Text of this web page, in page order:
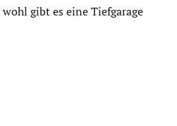
gibt es eine Tiefgarage